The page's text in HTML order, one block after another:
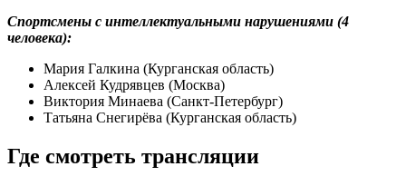
Спортсмены с интеллектуальными нарушениями (4
человека):
Мария Галкина (Курганская область)
Алексей Кудрявцев (Москва)
Виктория Минаева (Санкт-Петербург)
Татьяна Снегирёва (Курганская область)
Где смотреть трансляции